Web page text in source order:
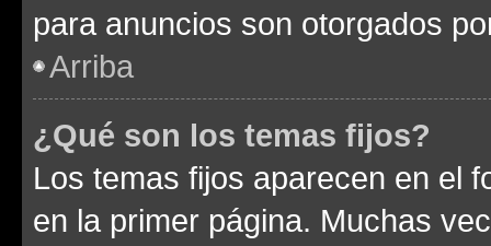
para anuncios son otorgados
Arriba
¿Qué son los temas fijos?
Los temas fijos aparecen en el
en la primer página. Muchas